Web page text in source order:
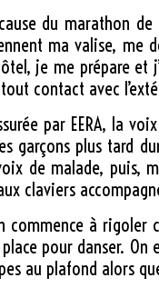
du marathon
ma valise, me
je me prépare et
contact avec
par EERA, la
garçons plus tard
de malade, puis,
claviers
commence à rigoler
pour danser. On
au plafond alors